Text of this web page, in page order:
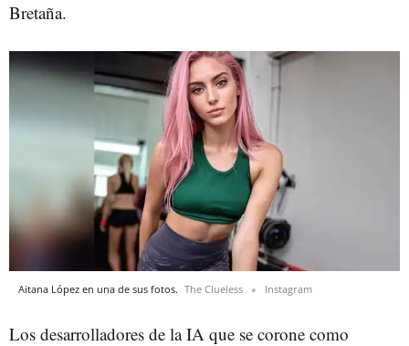
Bretaña.
Aitana López en una de sus fotos. The Clueless Instagram
Los desarrolladores de la IA que se corone como